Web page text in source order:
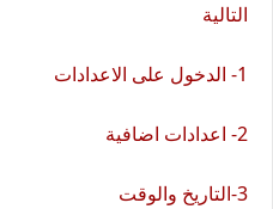
التالية
1- الدخول على الاعدادات
2- اعدادات اضافية
3-التاريخ والوقت